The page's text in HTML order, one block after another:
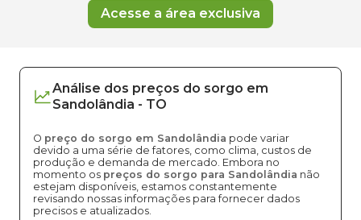
Acesse a área exclusiva
Análise dos preços do sorgo em
Sandolândia - TO
O preço do sorgo em Sandolândia pode variar
devido a uma série de fatores, como clima, custos de
produção e demanda de mercado. Embora no
momento os preços do sorgo para Sandolândia não
estejam disponíveis, estamos constantemente
revisando nossas informações para fornecer dados
precisos e atualizados.